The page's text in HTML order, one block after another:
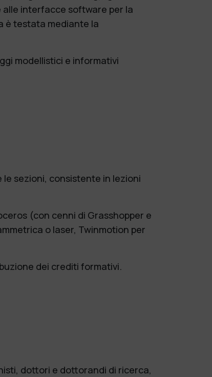
interfacce software per la
è testata mediante la
modellistici e informativi
sezioni, consistente in lezioni
(con cenni di Grasshopper e
o laser, Twinmotion per
dei crediti formativi.
dottori e dottorandi di ricerca,